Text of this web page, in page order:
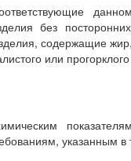
без
содержащие
или
указанным в